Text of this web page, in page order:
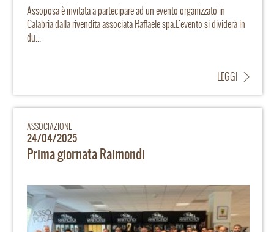
Assoposa è invitata a partecipare ad un evento organizzato in
Calabria dalla rivendita associata Raffaele spa.L'evento si dividerà in
du...
LEGGI
ASSOCIAZIONE
24/04/2025
Prima giornata Raimondi